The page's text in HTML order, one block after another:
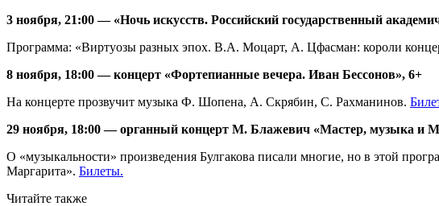
3 ноября, 21:00 — «Ночь искусств. Российский государственный
Программа: «Виртуозы разных эпох. В.А. Моцарт, А. Цфасман: короли
8 ноября, 18:00 — концерт «Фортепианные вечера. Иван Бессонов», 6+
На концерте прозвучит музыка Ф. Шопена, А. Скрябин, С. Рахманинов.
29 ноября, 18:00 — органный концерт М. Блажевич «Мастер, музыка и
О «музыкальности» произведения Булгакова писали многие, но в этой
Маргарита». Билеты.
Читайте также